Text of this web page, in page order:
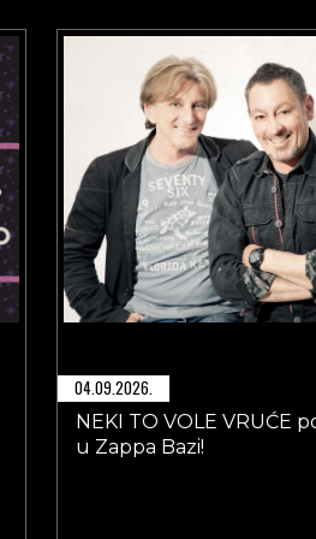
04.09.2026.
NEKI TO VOLE VRUĆE
u Zappa Bazi!